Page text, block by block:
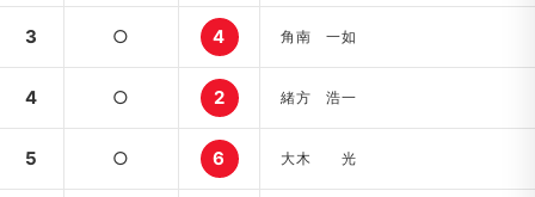
3 ○ 4 角南 一如
4 ○ 2 緒方 浩一
5 ○ 6 大木 光